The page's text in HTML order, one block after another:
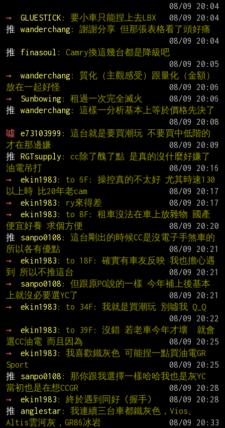
→
GLUESTICK : 要小車只能捏上去LBX
推
wanderchang: 謝謝分享 但那張表格看了頭好痛
推
finasoul : Camry換這幾台都是降級吧
→
wanderchang: 質化（主觀感受）跟量化（金額）
放在一起好怪
→
Sunbowing: 租過一次完全滅火
推
wanderchang: 這樣一分析基本上等於價格先決了
噓
e73103999 : 這台就是要買潮玩 不要買中低階的
才在那邊嫌
推
RGTsupply : cc除了醜了點 是真的沒什麼好嫌了
油電吊打
→
ekin1983 : to 6F: 操控真的不太好 尤其時速130
以上時 比20年老cam
→
ekin1983 : ry來得差
→
ekin1983 : to 8F: 租車沒法在車上放雜物 國產
便宜好養 求個方便
推
sanpo0108 : 這台剛出的時候CC是沒電子手煞車的
所以各有優點
→
ekin1983 : to 18F: 確實有車友反映 我也擔心遇
到 所以不推這台
→
sanpo0108 : 但跟原PO說的一樣 今年補上後基本
上就沒必要選YC了
→
ekin1983 : to 34F: 我就是買潮玩 別噓我 Q_Q
→
ekin1983 : to 39F: 沒錯 若老車今年才壞  就會
選CC油電 而且因為
→
ekin1983 : 我喜歡鐵灰色 可能捏一點買油電GR
Sport
推
sanpo0108 : 那你跟我選擇一樣哈哈我也是灰YC
當初也是在想CCGR
→
ekin1983 : 終於遇到同好 (握手)
推
anglestar : 我連續三台車都鐵灰色，Vios、
Altis雲河灰，GR86冰岩